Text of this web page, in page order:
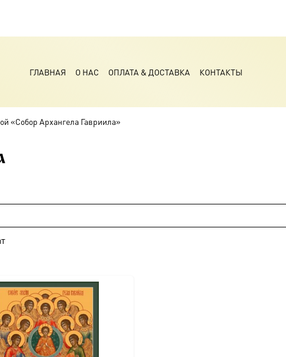
ГЛАВНАЯ О НАС ОПЛАТА & ДОСТАВКА КОНТАКТЫ
«Собор Архангела Гавриила»